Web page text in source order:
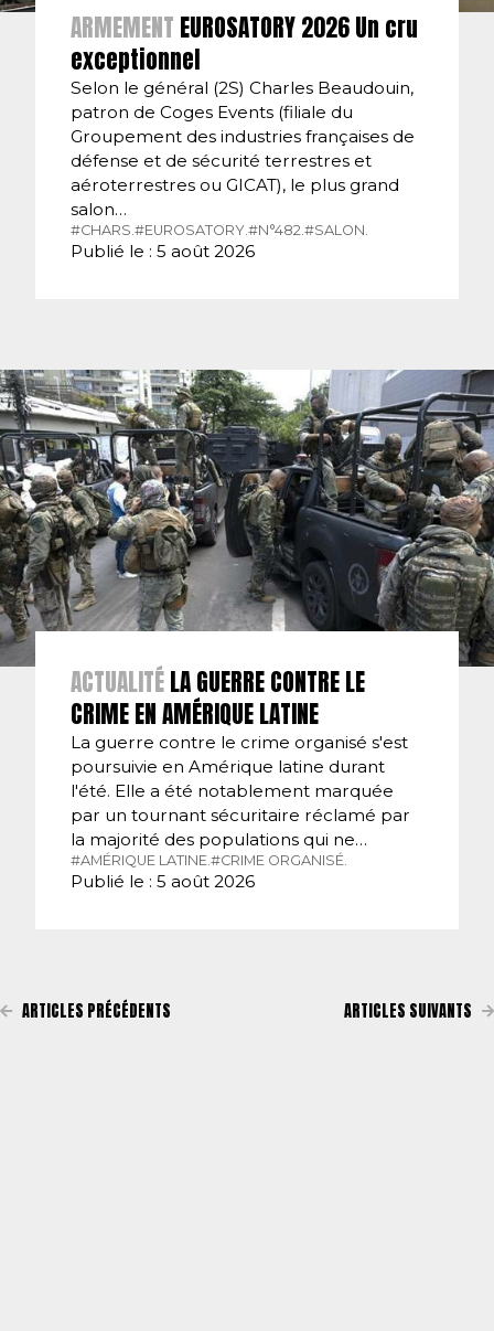
ARMEMENT EUROSATORY 2026 Un cru
exceptionnel
Selon le général (2S) Charles Beaudouin,
patron de Coges Events (filiale du
Groupement des industries françaises de
défense et de sécurité terrestres et
aéroterrestres ou GICAT), le plus grand
salon…
#CHARS.#EUROSATORY.#N°482.#SALON.
Publié le : 5 août 2026
ACTUALITÉLA GUERRE CONTRE LE
CRIME EN AMÉRIQUE LATINE
La guerre contre le crime organisé s'est
poursuivie en Amérique latine durant
l'été. Elle a été notablement marquée
par un tournant sécuritaire réclamé par
la majorité des populations qui ne…
#AMÉRIQUE LATINE. #CRIME ORGANISÉ.
Publié le : 5 août 2026
ARTICLES PRÉCÉDENTS ARTICLES SUIVANTS